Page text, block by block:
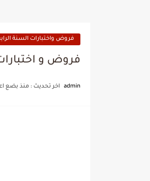
فروض واختبارات السنة
فروض و اختبارات
admin اخر تحديث : منذ بضع